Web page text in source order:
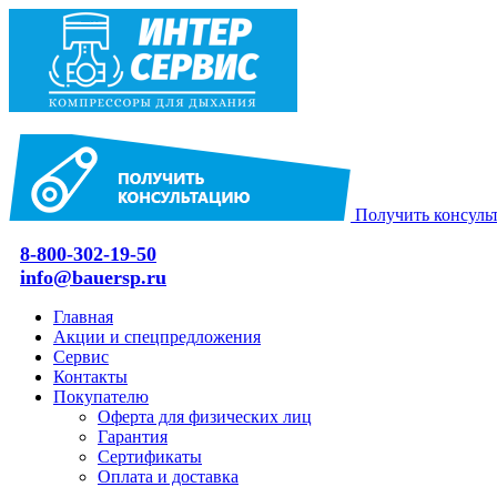
Получить
8-800-302-19-50
info@bauersp.ru
Главная
Акции и спецпредложения
Сервис
Контакты
Покупателю
Оферта для физических лиц
Гарантия
Сертификаты
Оплата и доставка